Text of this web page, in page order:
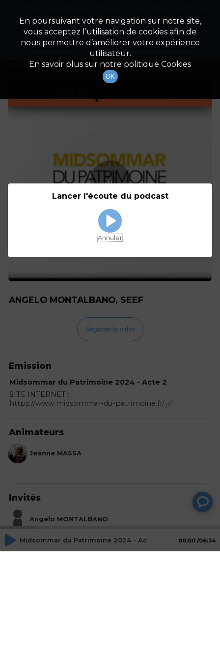
Détails De L'épisode
13 juin 2024
à 15h30
durée : 7 minutes
ANGELO MONTALBANO, SEEF
Regarder la vidéo
Emission
Midsommar du Patrimoine 2024 - Acte 2
SITE INTERNET :
https://www.midsommar-du-patrimoine.fr/
Animateurs
Jeanne MASSA
Invités
Angelo MONTALBANO
CEO, SEEF
Midsommar du Patrimoine 2024 - Acte 2 - Angelo00:00 06:34
En poursuivant votre navigation sur notre site,
vous acceptez l’utilisation de cookies afin de
nous permettre d’améliorer votre expérience
utilisateur.
En savoir plus sur notre politique Cookies
OK
Appuyez ci-dessous pour l'installer.
Non merci Télécharger l'application
Lancer l'écoute du podcast
Annuler